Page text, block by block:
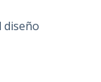
diseño